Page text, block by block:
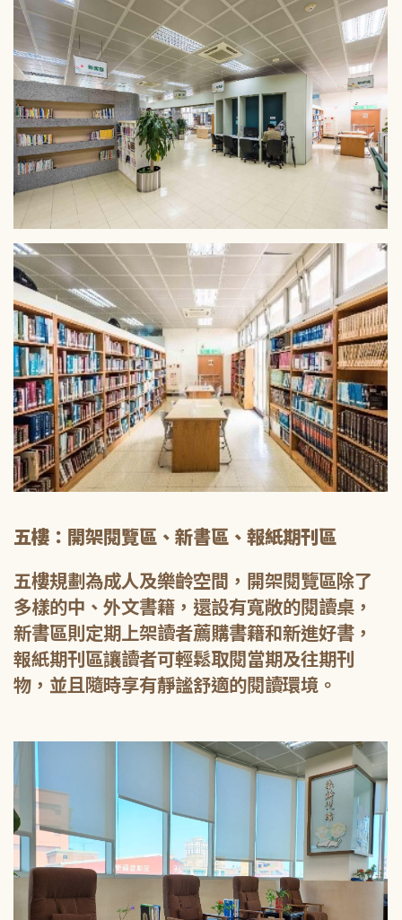
五樓：開架閱覽區、新書區、報紙期刊區
五樓規劃為成人及樂齡空間，開架閱覽區除了
多樣的中、外文書籍，還設有寬敞的閱讀桌，
新書區則定期上架讀者薦購書籍和新進好書，
報紙期刊區讓讀者可輕鬆取閱當期及往期刊
物，並且隨時享有靜謐舒適的閱讀環境。